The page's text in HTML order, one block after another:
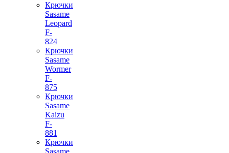
Крючки
Sasame
Leopard
F-
824
Крючки
Sasame
Wormer
F-
875
Крючки
Sasame
Kaizu
F-
881
Крючки